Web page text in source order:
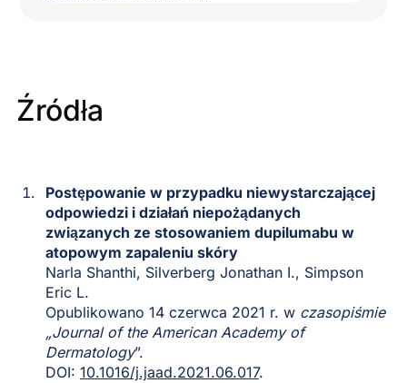
Źródła
Postępowanie w przypadku niewystarczającej
odpowiedzi i działań niepożądanych
związanych ze stosowaniem dupilumabu w
atopowym zapaleniu skóry
Narla Shanthi, Silverberg Jonathan I., Simpson
Eric L.
Opublikowano 14 czerwca 2021 r. w czasopiśmie
„Journal of the American Academy of
Dermatology”.
DOI: 10.1016/j.jaad.2021.06.017.